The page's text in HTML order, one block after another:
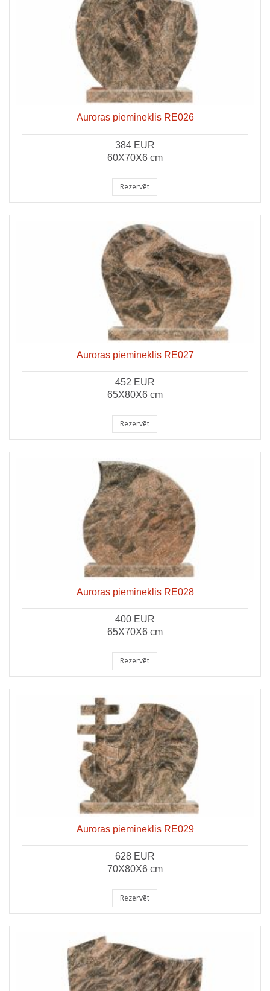
Auroras piemineklis RE026
384 EUR
60X70X6 cm
Rezervēt
Auroras piemineklis RE027
452 EUR
65X80X6 cm
Rezervēt
Auroras piemineklis RE028
400 EUR
65X70X6 cm
Rezervēt
Auroras piemineklis RE029
628 EUR
70X80X6 cm
Rezervēt